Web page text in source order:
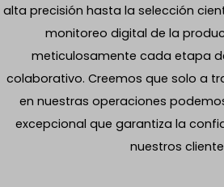
alta precisión hasta la selección
monitoreo digital de la
meticulosamente cada etapa
colaborativo. Creemos que solo a
en nuestras operaciones
excepcional que garantiza la
nuestros